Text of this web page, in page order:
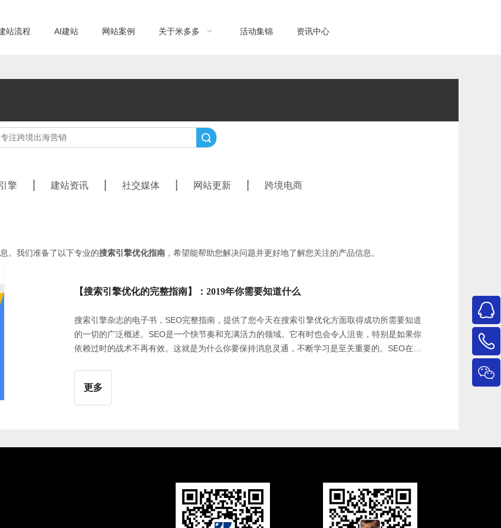
站流程 AI建站 网站案例 关于米多多 活动集锦 资讯中心
擎 建站资讯 社交媒体 网站更新 跨境电商
。我们准备了以下专业的搜索引擎优化指南 ，希望能帮助您解决问题并更好地了解您关注的产品信息。
【搜索引擎优化的完整指南】：2019年你需要知道什么
搜索引擎杂志的电子书，SEO完整指南，提供了您今天在搜索引擎优化方面取得成功所需要知道
的一切的广泛概述。SEO是一个快节奏和充满活力的领域。它有时也会令人沮丧，特别是如果你
依赖过时的战术不再有效。这就是为什么你要保持消息灵通，不断学习是至关重要的。SEO在
（例如，语音搜索）。算法改变。技术进步（例如，机器学习）。您的受众（例如，他们的行为
方式和他们想要的内容）。那么你如何制定一个SEO策略来主宰谷歌和其他搜索引擎的竞争呢？
更多